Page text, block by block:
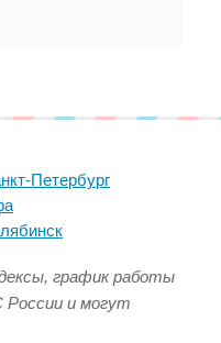
Петербург
график работы
России и могут